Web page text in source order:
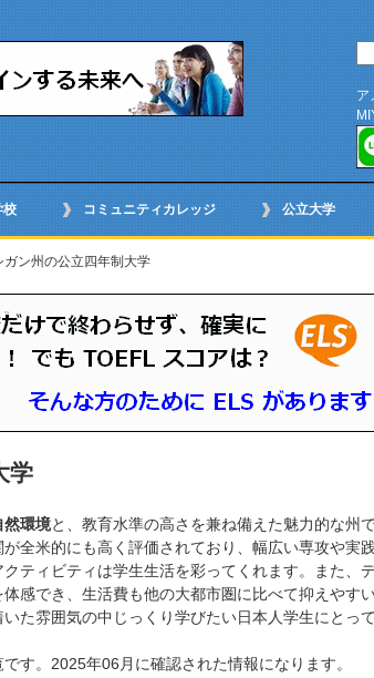
ア
校 コミュニティカレッジ 公立大学
ガン州の公立四年制大学
学
然環境と、教育水準の高さを兼ね備えた魅力的な州
全米的にも高く評価されており、幅広い専攻や実
ティビティは学生生活を彩ってくれます。また、
感でき、生活費も他の大都市圏に比べて抑えやす
いた雰囲気の中じっくり学びたい日本人学生にとっ
す。2025年06月に確認された情報になります。